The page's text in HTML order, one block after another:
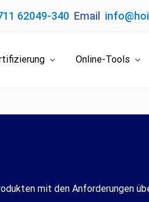
62049-340 Email
Online-Tools
mit den Anforderungen